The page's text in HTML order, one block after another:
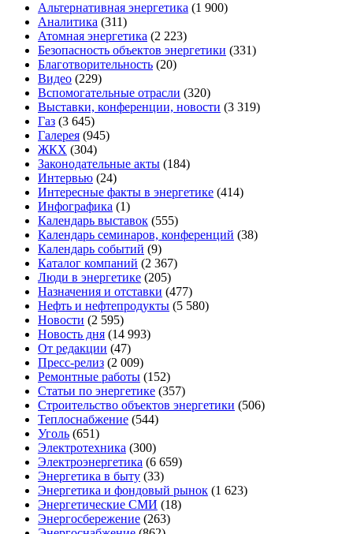
Альтернативная энергетика (1 900)
Аналитика (311)
Атомная энергетика (2 223)
Безопасность объектов энергетики (331)
Благотворительность (20)
Видео (229)
Вспомогательные отрасли (320)
Выставки, конференции, новости (3 319)
Газ (3 645)
Галерея (945)
ЖКХ (304)
Законодательные акты (184)
Интервью (24)
Интересные факты в энергетике (414)
Инфографика (1)
Календарь выставок (555)
Календарь семинаров, конференций (38)
Календарь событий (9)
Каталог компаний (2 367)
Люди в энергетике (205)
Назначения и отставки (477)
Нефть и нефтепродукты (5 580)
Новости (2 595)
Новость дня (14 993)
От редакции (47)
Пресс-релиз (2 009)
Ремонтные работы (152)
Статьи по энергетике (357)
Строительство объектов энергетики (506)
Теплоснабжение (544)
Уголь (651)
Электротехника (300)
Электроэнергетика (6 659)
Энергетика в быту (33)
Энергетика и фондовый рынок (1 623)
Энергетические СМИ (18)
Энергосбережение (263)